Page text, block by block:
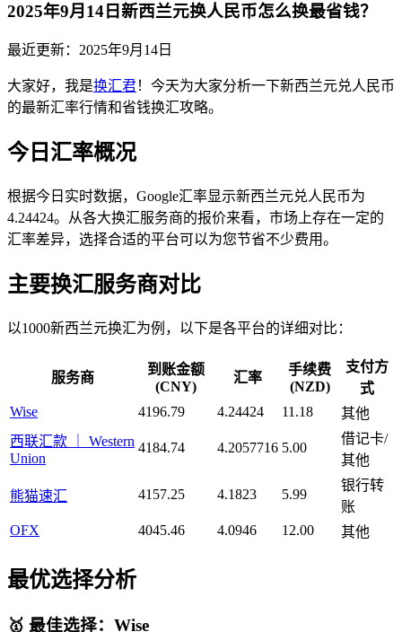
2025年9月14日新西兰元换人民币怎么换最省钱？
最近更新： 2025年9月14日
大家好，我是换汇君！今天为大家分析一下新西兰元兑人民币
的最新汇率行情和省钱换汇攻略。
今日汇率概况
根据今日实时数据，Google汇率显示新西兰元兑人民币为
4.24424。从各大换汇服务商的报价来看，市场上存在一定的
汇率差异，选择合适的平台可以为您节省不少费用。
主要换汇服务商对比
以1000新西兰元换汇为例，以下是各平台的详细对比：
服务商
到账金额
(CNY)
汇率
手续费
(NZD)
支付方
式
Wise
4196.79 4.24424 11.18
其他
西联汇款 ｜ Western
Union
4184.74 4.2057716 5.00
借记卡/
其他
熊猫速汇 4157.25 4.1823 5.99
银行转
账
OFX
4045.46 4.0946 12.00 其他
最优选择分析
🥇 最佳选择：Wise